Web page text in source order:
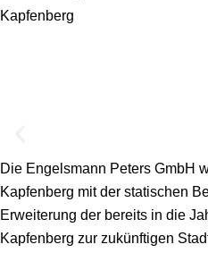
Kapfenberg
Die Engelsmann Peters GmbH
Kapfenberg mit der statischen
Erweiterung der bereits in die
Kapfenberg zur zukünftigen